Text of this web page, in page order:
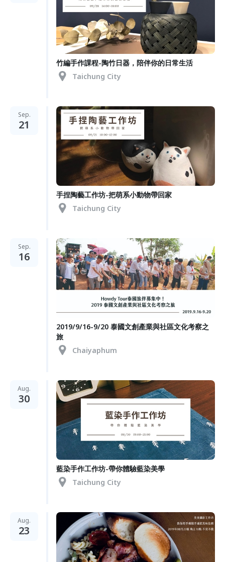
竹編手作課程-陶竹日器，陪伴你的日常生活
Taichung City
Sep.
21
手捏陶藝工作坊-把萌系小動物帶回家
Taichung City
Sep.
16
2019/9/16-9/20 泰國文創產業與社區文化考察之
旅
Chaiyaphum
Aug.
30
藍染手作工作坊-帶你體驗藍染美學
Taichung City
Aug.
23